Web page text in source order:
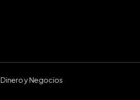
Dinero y Negocios